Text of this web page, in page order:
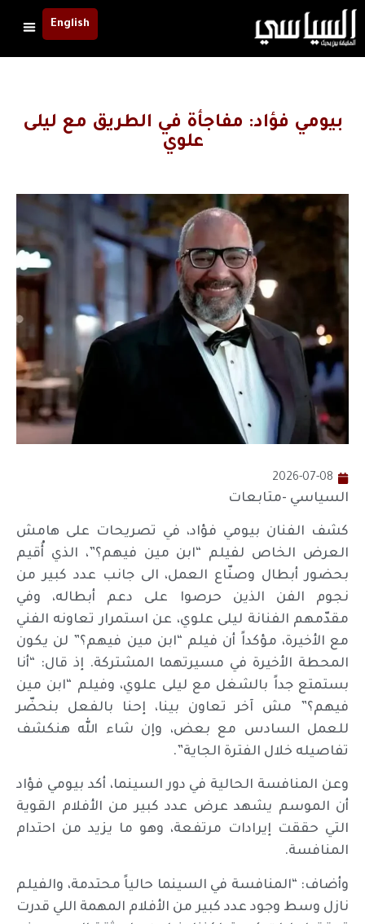
English
بيومي فؤاد: مفاجأة في الطريق مع ليلى
علوي
2026-07-08
السياسي -متابعات
كشف الفنان بيومي فؤاد، في تصريحات على هامش
العرض الخاص لفيلم “ابن مين فيهم؟”، الذي أُقيم
بحضور أبطال وصنّاع العمل، الى جانب عدد كبير من
نجوم الفن الذين حرصوا على دعم أبطاله، وفي
مقدّمهم الفنانة ليلى علوي، عن استمرار تعاونه الفني
مع الأخيرة، مؤكداً أن فيلم “ابن مين فيهم؟” لن يكون
المحطة الأخيرة في مسيرتهما المشتركة. إذ قال: “أنا
بستمتع جداً بالشغل مع ليلى علوي، وفيلم “ابن مين
فيهم؟” مش آخر تعاون بينا، إحنا بالفعل بنحضّر
للعمل السادس مع بعض، وإن شاء الله هنكشف
تفاصيله خلال الفترة الجاية”.
وعن المنافسة الحالية في دور السينما، أكد بيومي فؤاد
أن الموسم يشهد عرض عدد كبير من الأفلام القوية
التي حققت إيرادات مرتفعة، وهو ما يزيد من احتدام
المنافسة.
وأضاف: “المنافسة في السينما حالياً محتدمة، والفيلم
نازل وسط وجود عدد كبير من الأفلام المهمة اللي قدرت